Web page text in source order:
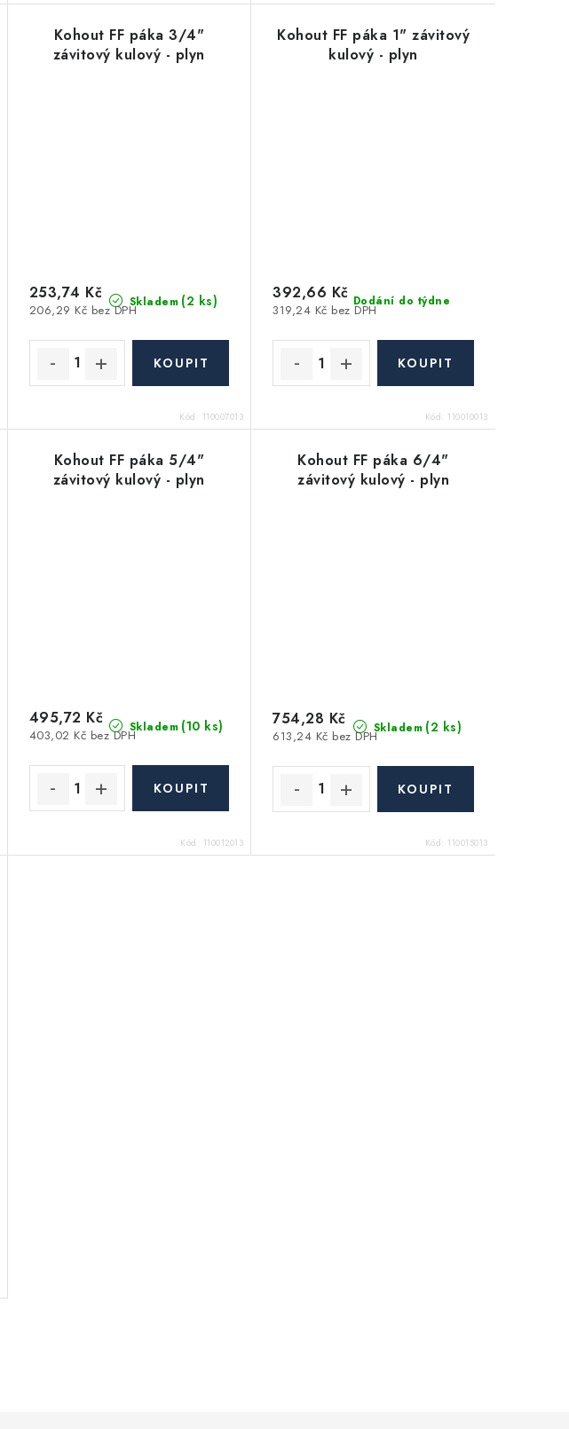
Kohout FF páka 3/4"
závitový kulový - plyn
Skladem (2 ks)
206,29 Kč bez DPH
253,74 Kč
Kód: 110007013
Kohout FF páka 1" závitový
kulový - plyn
Dodání do týdne
319,24 Kč bez DPH
392,66 Kč
Kód: 110010013
Kohout FF páka 5/4"
závitový kulový - plyn
Skladem (10 ks)
403,02 Kč bez DPH
495,72 Kč
Kód: 110012013
Kohout FF páka 6/4"
závitový kulový - plyn
Skladem (2 ks)
613,24 Kč bez DPH
754,28 Kč
Kód: 110015013